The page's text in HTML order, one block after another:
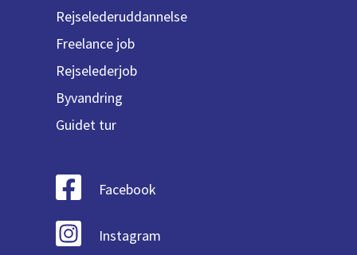
Rejselederuddannelse
Freelance job
Rejselederjob
Byvandring
Guidet tur
Facebook
Instagram